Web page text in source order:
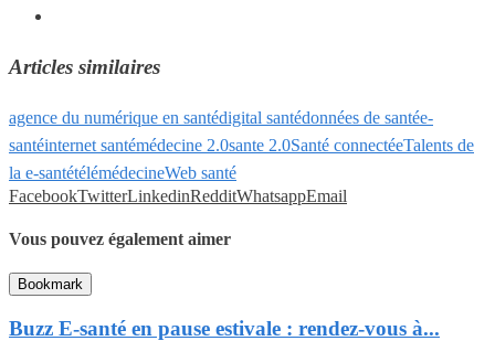
Articles similaires
agence du numérique en santédigital santédonnées de santée-
santéinternet santémédecine 2.0sante 2.0Santé connectéeTalents de
la e-santétélémédecineWeb santé
FacebookTwitterLinkedinRedditWhatsappEmail
Vous pouvez également aimer
Bookmark
Buzz E-santé en pause estivale : rendez-vous à...